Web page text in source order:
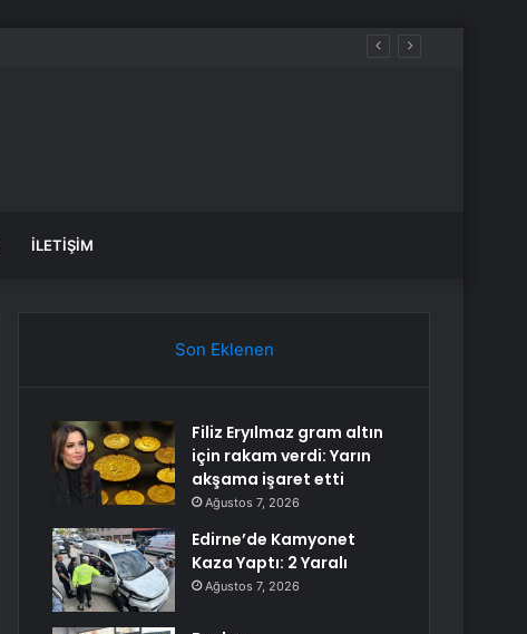
İLETIŞIM
Son Eklenen
Filiz Eryılmaz gram altın
için rakam verdi: Yarın
akşama işaret etti
Ağustos 7, 2026
Edirne’de Kamyonet
Kaza Yaptı: 2 Yaralı
Ağustos 7, 2026